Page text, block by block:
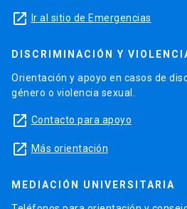
launch Ir al sitio de Emergencias
DISCRIMINACIÓN Y
Orientación y apoyo en casos de
género o violencia sexual.
launch Contacto para apoyo
launch Más orientación
MEDIACIÓN UNIVERSITARIA